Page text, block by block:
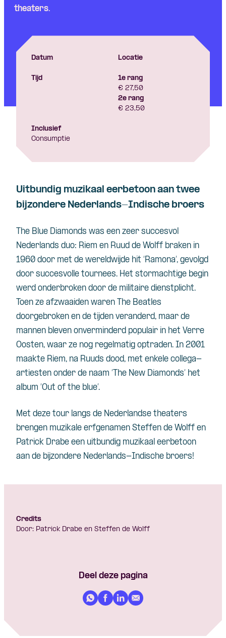
theaters.
Datum Locatie
Tijd
1e rang
€ 27,50
2e rang
€ 23,50
Inclusief
Consumptie
Uitbundig muzikaal eerbetoon aan twee
bijzondere Nederlands-Indische broers
The Blue Diamonds was een zeer succesvol
Nederlands duo: Riem en Ruud de Wolff braken in
1960 door met de wereldwijde hit ‘Ramona’, gevolgd
door succesvolle tournees. Het stormachtige begin
werd onderbroken door de militaire dienstplicht.
Toen ze afzwaaiden waren The Beatles
doorgebroken en de tijden veranderd, maar de
mannen bleven onverminderd populair in het Verre
Oosten, waar ze nog regelmatig optraden. In 2001
maakte Riem, na Ruuds dood, met enkele collega-
artiesten onder de naam ‘The New Diamonds’ het
album ‘Out of the blue’.
Met deze tour langs de Nederlandse theaters
brengen muzikale erfgenamen Steffen de Wolff en
Patrick Drabe een uitbundig muzikaal eerbetoon
aan de bijzondere Nederlands-Indische broers!
Credits
Door: Patrick Drabe en Steffen de Wolff
Deel deze pagina